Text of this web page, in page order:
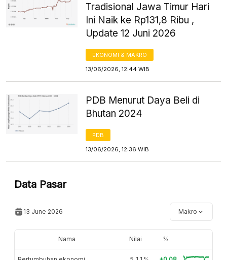
Tradisional Jawa Timur Hari
Ini Naik ke Rp131,8 Ribu ,
Update 12 Juni 2026
EKONOMI & MAKRO
13/06/2026, 12:44 WIB
PDB Menurut Daya Beli di
Bhutan 2024
PDB
13/06/2026, 12:36 WIB
Data Pasar
13 June 2026 Makro
Nama Nilai %